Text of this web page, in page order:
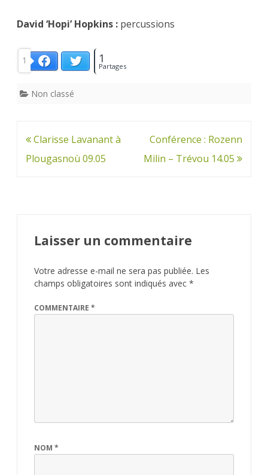
David ‘Hopi’ Hopkins : percussions
1 Facebook TwitterPartages
1
Non classé
Navigation
de
Clarisse Lavanant à
Plougasnoù 09.05
Conférence : Rozenn
Milin – Trévou 14.05
Laisser un commentaire
Votre adresse e-mail ne sera pas publiée. Les
champs obligatoires sont indiqués avec *
COMMENTAIRE *
NOM *